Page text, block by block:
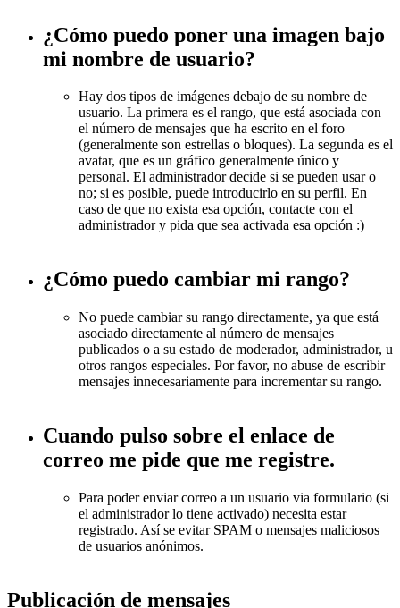
¿Cómo puedo poner una imagen bajo
mi nombre de usuario?
Hay dos tipos de imágenes debajo de su nombre de
usuario. La primera es el rango, que está asociada con
el número de mensajes que ha escrito en el foro
(generalmente son estrellas o bloques). La segunda es el
avatar, que es un gráfico generalmente único y
personal. El administrador decide si se pueden usar o
no; si es posible, puede introducirlo en su perfil. En
caso de que no exista esa opción, contacte con el
administrador y pida que sea activada esa opción :)
¿Cómo puedo cambiar mi rango?
No puede cambiar su rango directamente, ya que está
asociado directamente al número de mensajes
publicados o a su estado de moderador, administrador, u
otros rangos especiales. Por favor, no abuse de escribir
mensajes innecesariamente para incrementar su rango.
Cuando pulso sobre el enlace de
correo me pide que me registre.
Para poder enviar correo a un usuario via formulario (si
el administrador lo tiene activado) necesita estar
registrado. Así se evitar SPAM o mensajes maliciosos
de usuarios anónimos.
Publicación de mensajes